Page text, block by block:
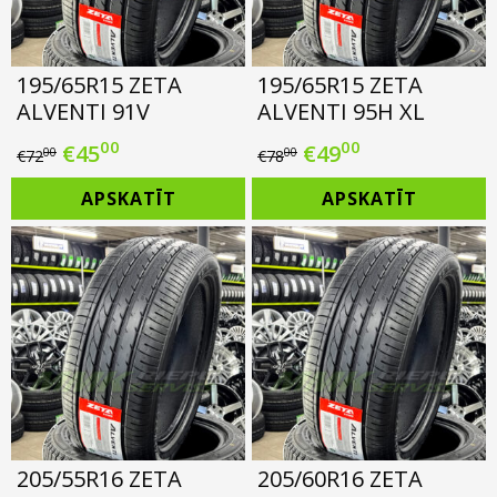
195/65R15 ZETA
ALVENTI 91V
€7200 Original
price
was:
€72.00.
€4500
price
is:
€45.00.
APSKATĪT
195/65R15 ZETA
ALVENTI 95H XL
€7800 Original
price
was:
€78.00.
€4900
price
is:
€49.00.
APSKATĪT
205/55R16 ZETA
205/60R16 ZETA